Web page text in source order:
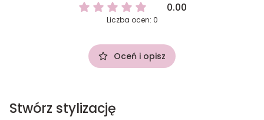
0.00
Liczba ocen: 0
Oceń i opisz
Stwórz stylizację